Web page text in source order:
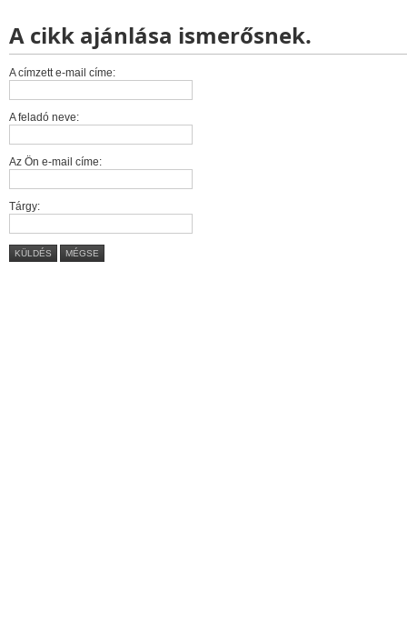
A cikk ajánlása ismerősnek.
A címzett e-mail címe:
A feladó neve:
Az Ön e-mail címe:
Tárgy:
KÜLDÉS MÉGSE